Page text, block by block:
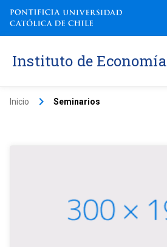
Instituto de Economía
Inicio keyboard_arrow_right Seminarios